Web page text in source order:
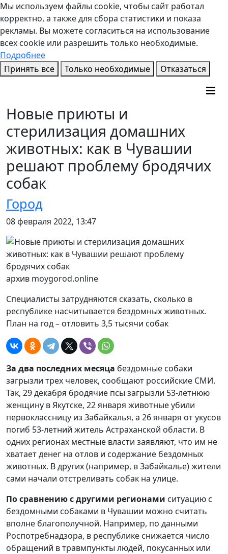
Мы используем файлы cookie, чтобы сайт работал
корректно, а также для сбора статистики и показа
рекламы. Вы можете согласиться на использование
всех cookie или разрешить только необходимые.
Подробнее
Принять все
Только необходимые Отказаться
Новые приюты и
стерилизация домашних
животных: как в Чувашии
решают проблему бродячих
собак
Город
08 февраля 2022, 13:47
архив moygorod.online
Специалисты затрудняются сказать, сколько в
республике насчитывается бездомных животных.
План на год – отловить 3,5 тысячи собак
За два последних месяца бездомные собаки
загрызли трех человек, сообщают российские СМИ.
Так, 29 декабря бродячие псы загрызли 53-летнюю
женщину в Якутске, 22 января животные убили
первоклассницу из Забайкалья, а 26 января от укусов
погиб 53-летний житель Астраханской области. В
одних регионах местные власти заявляют, что им не
хватает денег на отлов и содержание бездомных
животных. В других (например, в Забайкалье) жители
сами начали отстреливать собак на улице.
По сравнению с другими регионами ситуацию с
бездомными собаками в Чувашии можно считать
вполне благополучной. Например, по данными
Роспотребнадзора, в республике снижается число
обращений в травмпункты людей, покусанных или